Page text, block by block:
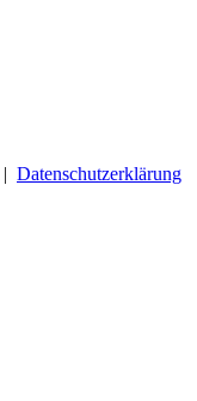
Datenschutzerklärung